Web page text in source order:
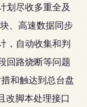
划尽收多重全及
、高速数据同步
，自动收集和判
回路烧断等问题
和触达到总台盘
改脚本处理接口